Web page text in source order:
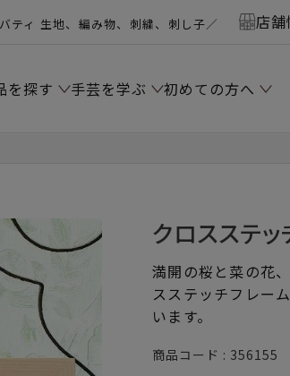
ティ 生地、編み物、刺繍、刺し子／ 店
を探す 手芸を学ぶ 初めての方へ
クロスステ
満開の桜と菜の花
スステッチフレー
います。
商品コード 356155